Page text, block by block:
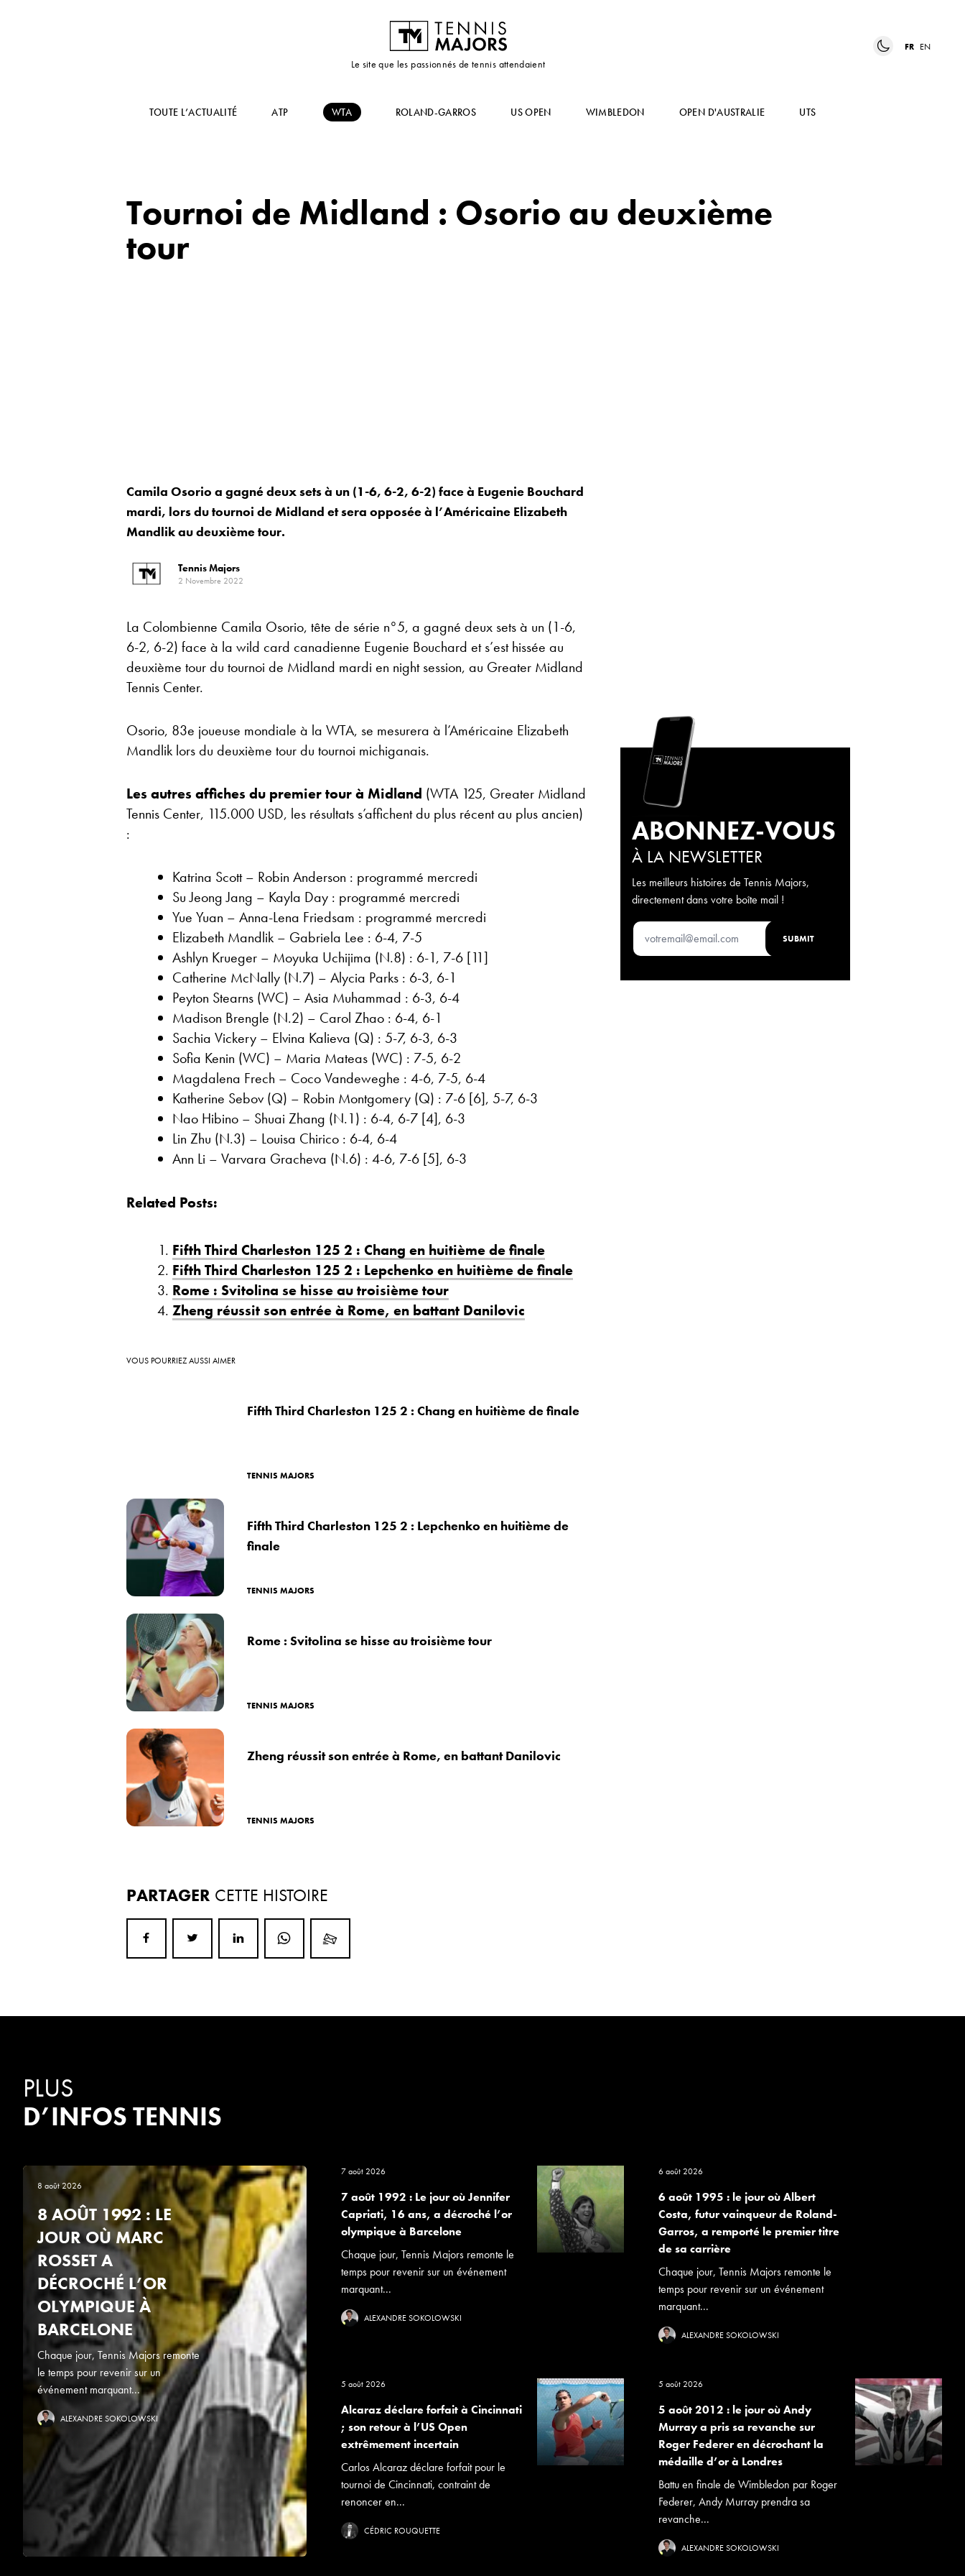
Le site que les passionnés de tennis attendaient
FR EN
TOUTE L’ACTUALITÉ ATP WTA ROLAND-GARROS US OPEN WIMBLEDON OPEN D'AUSTRALIE UTS
Tournoi de Midland : Osorio au deuxième
tour
Camila Osorio a gagné deux sets à un (1-6, 6-2, 6-2) face à Eugenie Bouchard
mardi, lors du tournoi de Midland et sera opposée à l’Américaine Elizabeth
Mandlik au deuxième tour.
Tennis Majors
2 Novembre 2022
La Colombienne Camila Osorio, tête de série n°5, a gagné deux sets à un (1-6,
6-2, 6-2) face à la wild card canadienne Eugenie Bouchard et s’est hissée au
deuxième tour du tournoi de Midland mardi en night session, au Greater Midland
Tennis Center.
Osorio, 83e joueuse mondiale à la WTA, se mesurera à l’Américaine Elizabeth
Mandlik lors du deuxième tour du tournoi michiganais.
Les autres affiches du premier tour à Midland (WTA 125, Greater Midland
Tennis Center, 115.000 USD, les résultats s’affichent du plus récent au plus ancien)
:
Katrina Scott – Robin Anderson : programmé mercredi
Su Jeong Jang – Kayla Day : programmé mercredi
Yue Yuan – Anna-Lena Friedsam : programmé mercredi
Elizabeth Mandlik – Gabriela Lee : 6-4, 7-5
Ashlyn Krueger – Moyuka Uchijima (N.8) : 6-1, 7-6 [11]
Catherine McNally (N.7) – Alycia Parks : 6-3, 6-1
Peyton Stearns (WC) – Asia Muhammad : 6-3, 6-4
Madison Brengle (N.2) – Carol Zhao : 6-4, 6-1
Sachia Vickery – Elvina Kalieva (Q) : 5-7, 6-3, 6-3
Sofia Kenin (WC) – Maria Mateas (WC) : 7-5, 6-2
Magdalena Frech – Coco Vandeweghe : 4-6, 7-5, 6-4
Katherine Sebov (Q) – Robin Montgomery (Q) : 7-6 [6], 5-7, 6-3
Nao Hibino – Shuai Zhang (N.1) : 6-4, 6-7 [4], 6-3
Lin Zhu (N.3) – Louisa Chirico : 6-4, 6-4
Ann Li – Varvara Gracheva (N.6) : 4-6, 7-6 [5], 6-3
Related Posts:
Fifth Third Charleston 125 2 : Chang en huitième de finale
Fifth Third Charleston 125 2 : Lepchenko en huitième de finale
Rome : Svitolina se hisse au troisième tour
Zheng réussit son entrée à Rome, en battant Danilovic
VOUS POURRIEZ AUSSI AIMER
Fifth Third Charleston 125 2 : Chang en huitième de finale
TENNIS MAJORS
Fifth Third Charleston 125 2 : Lepchenko en huitième de
finale
TENNIS MAJORS
Rome : Svitolina se hisse au troisième tour
TENNIS MAJORS
Zheng réussit son entrée à Rome, en battant Danilovic
TENNIS MAJORS
PARTAGER CETTE HISTOIRE
ABONNEZ-VOUS
À LA NEWSLETTER
Les meilleurs histoires de Tennis Majors,
directement dans votre boîte mail !
PLUS
D’INFOS TENNIS
8 août 2026
8 AOÛT 1992 : LE
JOUR OÙ MARC
ROSSET A
DÉCROCHÉ L’OR
OLYMPIQUE À
BARCELONE
Chaque jour, Tennis Majors remonte
le temps pour revenir sur un
événement marquant...
ALEXANDRE SOKOLOWSKI
7 août 2026
7 août 1992 : Le jour où Jennifer
Capriati, 16 ans, a décroché l’or
olympique à Barcelone
Chaque jour, Tennis Majors remonte le
temps pour revenir sur un événement
marquant...
ALEXANDRE SOKOLOWSKI
6 août 2026
6 août 1995 : le jour où Albert
Costa, futur vainqueur de Roland-
Garros, a remporté le premier titre
de sa carrière
Chaque jour, Tennis Majors remonte le
temps pour revenir sur un événement
marquant...
ALEXANDRE SOKOLOWSKI
5 août 2026
Alcaraz déclare forfait à Cincinnati
; son retour à l’US Open
extrêmement incertain
Carlos Alcaraz déclare forfait pour le
tournoi de Cincinnati, contraint de
renoncer en...
CÉDRIC ROUQUETTE
5 août 2026
5 août 2012 : le jour où Andy
Murray a pris sa revanche sur
Roger Federer en décrochant la
médaille d’or à Londres
Battu en finale de Wimbledon par Roger
Federer, Andy Murray prendra sa
revanche...
ALEXANDRE SOKOLOWSKI